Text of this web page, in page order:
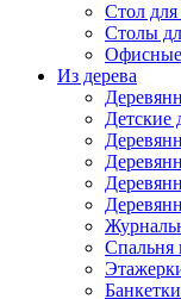
Стол для
Столы
Офисные
Из дерева
Детские
Спальня
Банкетки